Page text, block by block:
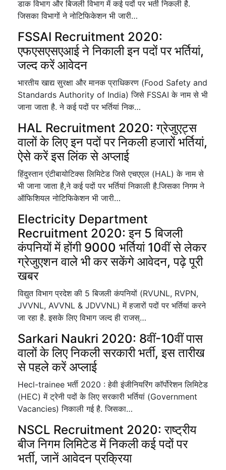
डाक विभाग और बिजली विभाग में कई पदों पर भर्ती निकली है.
जिसका विभागों ने नोटिफिकेशन भी जारी…
FSSAI Recruitment 2020:
एफएसएसएआई ने निकाली इन पदों पर भर्तियां,
जल्द करें आवेदन
भारतीय खाद्य सुरक्षा और मानक प्राधिकरण (Food Safety and
Standards Authority of India) जिसे FSSAI के नाम से भी
जाना जाता है. ने कई पदों पर भर्तियां निक…
HAL Recruitment 2020: ग्रेजुएट्स
वालों के लिए इन पदों पर निकली हजारों भर्तियां,
ऐसे करें इस लिंक से अप्लाई
हिंदुस्तान एंटीबायोटिक्स लिमिटेड जिसे एचएएल (HAL) के नाम से
भी जाना जाता है,ने कई पदों पर भर्तियां निकाली है.जिसका निगम ने
ऑफिशियल नोटिफिकेशन भी जारी…
Electricity Department
Recruitment 2020: इन 5 बिजली
कंपनियों में होंगी 9000 भर्तियां 10वीं से लेकर
ग्रेजुएशन वाले भी कर सकेंगे आवेदन, पढ़े पूरी
खबर
विद्युत विभाग प्रदेश की 5 बिजली कंपनियों (RVUNL, RVPN,
JVVNL, AVVNL & JDVVNL) में हजारों पदों पर भर्तियां करने
जा रहा है. इसके लिए विभाग जल्द ही राजस्…
Sarkari Naukri 2020: 8वीं-10वीं पास
वालों के लिए निकली सरकारी भर्ती, इस तारीख
से पहले करें अप्लाई
Hecl-trainee भर्ती 2020 : हेवी इंजीनियरिंग कॉर्पोरेशन लिमिटेड
(HEC) में ट्रेनी पदों के लिए सरकारी भर्तियां (Government
Vacancies) निकाली गई है. जिसका…
NSCL Recruitment 2020: राष्ट्रीय
बीज निगम लिमिटेड में निकली कई पदों पर
भर्ती, जानें आवेदन प्रक्रिया